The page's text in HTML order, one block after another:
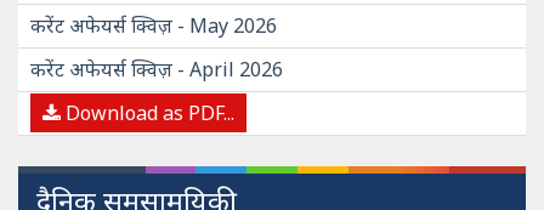
करेंट अफेयर्स क्विज़ - May 2026
करेंट अफेयर्स क्विज़ - April 2026
Download as PDF...
दैनिक समसामयिकी